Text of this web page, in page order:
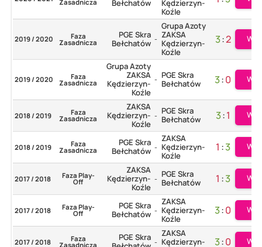
Zasadnicza Bełchatów
Kędzierzyn-
Koźle
2019 / 2020 Faza
Zasadnicza
PGE Skra
Bełchatów -
Grupa Azoty
ZAKSA
Kędzierzyn-
Koźle
3:2
2019 / 2020 Faza
Zasadnicza
Grupa Azoty
ZAKSA
Kędzierzyn-
Koźle
- PGE Skra
Bełchatów
3:0
2018 / 2019 Faza
Zasadnicza
ZAKSA
Kędzierzyn-
Koźle
- PGE Skra
Bełchatów
3:1
2018 / 2019 Faza
Zasadnicza
PGE Skra
Bełchatów -
ZAKSA
Kędzierzyn-
Koźle
1 :3
2017 / 2018 Faza Play-
Off
ZAKSA
Kędzierzyn-
Koźle
- PGE Skra
Bełchatów
1 :3
2017 / 2018 Faza Play-
Off
PGE Skra
Bełchatów -
ZAKSA
Kędzierzyn-
Koźle
3:0
2017 / 2018 Faza
Zasadnicza
PGE Skra -
ZAKSA
Kędzierzyn-
3:0